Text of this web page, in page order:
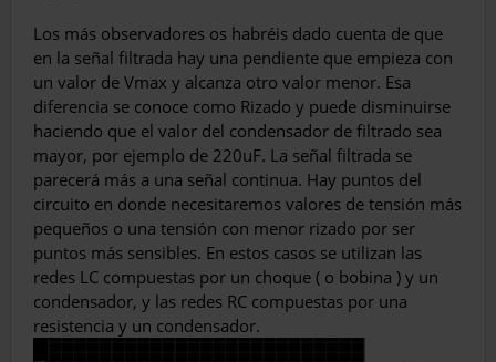
Los más observadores os habréis dado cuenta de que
en la señal filtrada hay una pendiente que empieza con
un valor de Vmax y alcanza otro valor menor. Esa
diferencia se conoce como Rizado y puede disminuirse
haciendo que el valor del condensador de filtrado sea
mayor, por ejemplo de 220uF. La señal filtrada se
parecerá más a una señal continua. Hay puntos del
circuito en donde necesitaremos valores de tensión más
pequeños o una tensión con menor rizado por ser
puntos más sensibles. En estos casos se utilizan las
redes LC compuestas por un choque ( o bobina ) y un
condensador, y las redes RC compuestas por una
resistencia y un condensador.